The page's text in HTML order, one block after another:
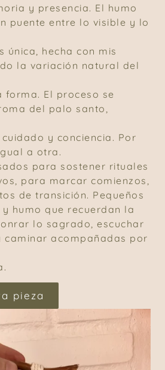
y presencia. El humo
puente entre lo visible y lo
única, hecha con mis
la variación natural del
El proceso se
del palo santo,
y conciencia. Por
a otra.
para sostener rituales
para marcar comienzos,
de transición. Pequeños
humo que recuerdan la
lo sagrado, escuchar
acompañadas por
pieza